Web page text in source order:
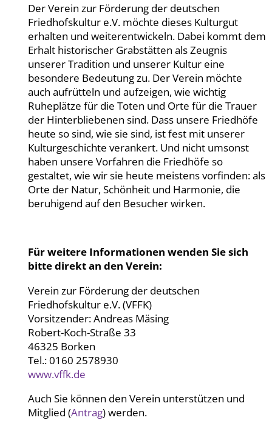
Der Verein zur Förderung der deutschen
Friedhofskultur e.V. möchte dieses Kulturgut
erhalten und weiterentwickeln. Dabei kommt dem
Erhalt historischer Grabstätten als Zeugnis
unserer Tradition und unserer Kultur eine
besondere Bedeutung zu. Der Verein möchte
auch aufrütteln und aufzeigen, wie wichtig
Ruheplätze für die Toten und Orte für die Trauer
der Hinterbliebenen sind. Dass unsere Friedhöfe
heute so sind, wie sie sind, ist fest mit unserer
Kulturgeschichte verankert. Und nicht umsonst
haben unsere Vorfahren die Friedhöfe so
gestaltet, wie wir sie heute meistens vorfinden: als
Orte der Natur, Schönheit und Harmonie, die
beruhigend auf den Besucher wirken.
Für weitere Informationen wenden Sie sich
bitte direkt an den Verein:
Verein zur Förderung der deutschen
Friedhofskultur e.V. (VFFK)
Vorsitzender: Andreas Mäsing
Robert-Koch-Straße 33
46325 Borken
Tel.: 0160 2578930
www.vffk.de
Auch Sie können den Verein unterstützen und
Mitglied (Antrag) werden.